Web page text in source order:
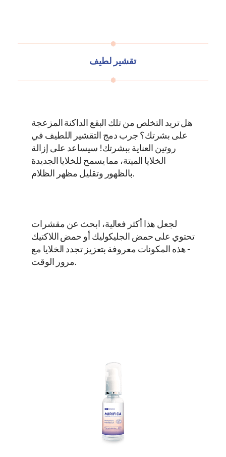
تقشير لطيف
هل تريد التخلص من تلك البقع الداكنة المزعجة
على بشرتك؟ جرب دمج التقشير اللطيف في
روتين العناية ببشرتك! سيساعد على إزالة
الخلايا الميتة، مما يسمح للخلايا الجديدة
بالظهور وتقليل مظهر الظلام.
لجعل هذا أكثر فعالية، ابحث عن مقشرات
تحتوي على حمض الجليكوليك أو حمض اللاكتيك
- هذه المكونات معروفة بتعزيز تجدد الخلايا مع
مرور الوقت.